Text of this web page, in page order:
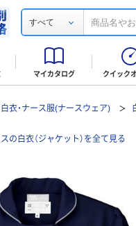
すべて
マイカタログ クイック
白衣・ナース服(ナースウェア)
の白衣（ジャケット）を全て見る